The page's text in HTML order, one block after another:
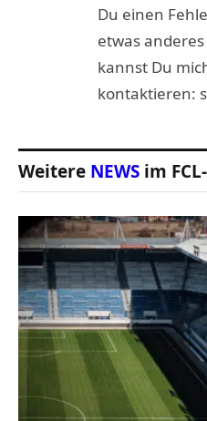
Du einen
etwas
kannst Du
kontaktieren:
Weitere NEWS im